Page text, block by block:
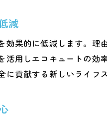
エコキュート導入で持
熊本県で広がるエコキ
コキュートが井戸水で壊
井戸水利用時のエコキ
減
果的に低減します。
活用しエコキュートの
貢献する新しいライフ